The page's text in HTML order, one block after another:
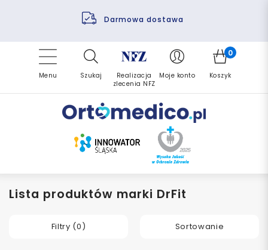
Darmowa dostawa
Pomoc fizjoterapeuty
Finansowanie PFRON
Refundacja NFZ
Zrealizuj zlecenie ponownie
Menu Szukaj
Realizacja
zlecenia NFZ
Moje konto
0
Koszyk
Lista produktów marki DrFit
Filtry (0) Sortowanie